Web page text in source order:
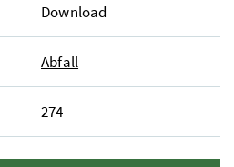
Download
Abfall
274